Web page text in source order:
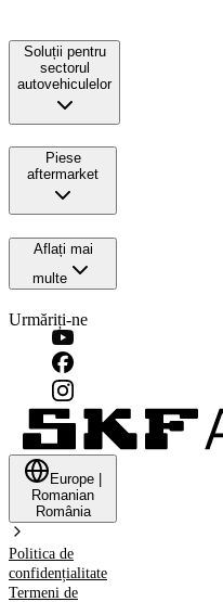
Soluții pentru
sectorul
autovehiculelor
Piese
aftermarket
Aflați mai
multe
Urmăriți-ne
Europe
Romanian
România
Politica de
confidențialitate
Termeni de